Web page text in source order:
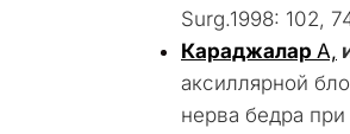
Surg.1998: 102,
Караджалар А,
аксиллярной
нерва бедра